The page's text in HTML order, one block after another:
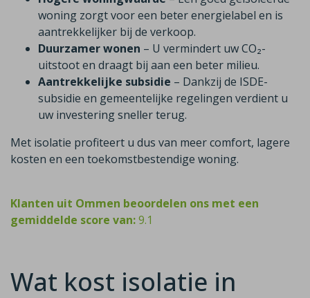
woning zorgt voor een beter energielabel en is
aantrekkelijker bij de verkoop.
Duurzamer wonen – U vermindert uw CO₂-
uitstoot en draagt bij aan een beter milieu.
Aantrekkelijke subsidie – Dankzij de ISDE-
subsidie en gemeentelijke regelingen verdient u
uw investering sneller terug.
Met isolatie profiteert u dus van meer comfort, lagere
kosten en een toekomstbestendige woning.
Klanten uit Ommen beoordelen ons met een
gemiddelde score van:9.1
Wat kost isolatie in